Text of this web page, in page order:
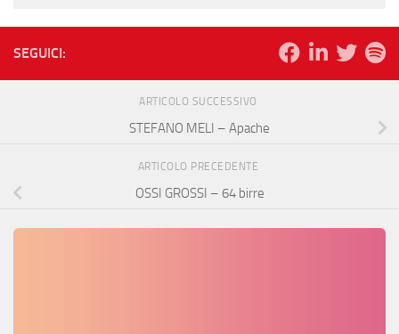
SEGUICI:
ARTICOLO SUCCESSIVO
STEFANO MELI – Apache
ARTICOLO PRECEDENTE
OSSI GROSSI – 64 birre